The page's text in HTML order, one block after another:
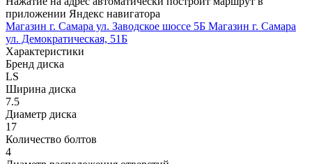
приложении Яндекс навигатора
Магазин г. Самара ул. Заводское шоссе 5Б Магазин г. Самара
ул. Демократическая, 51Б
Характеристики
Бренд диска
LS
Ширина диска
7.5
Диаметр диска
17
Количество болтов
4